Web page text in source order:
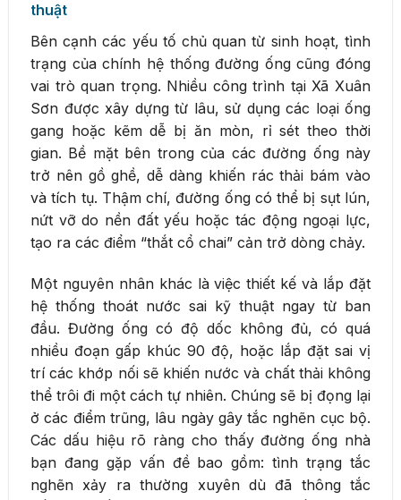
thuật
Bên cạnh các yếu tố chủ quan từ sinh hoạt, tình
trạng của chính hệ thống đường ống cũng đóng
vai trò quan trọng. Nhiều công trình tại Xã Xuân
Sơn được xây dựng từ lâu, sử dụng các loại ống
gang hoặc kẽm dễ bị ăn mòn, rỉ sét theo thời
gian. Bề mặt bên trong của các đường ống này
trở nên gồ ghề, dễ dàng khiến rác thải bám vào
và tích tụ. Thậm chí, đường ống có thể bị sụt lún,
nứt vỡ do nền đất yếu hoặc tác động ngoại lực,
tạo ra các điểm “thắt cổ chai” cản trở dòng chảy.
Một nguyên nhân khác là việc thiết kế và lắp đặt
hệ thống thoát nước sai kỹ thuật ngay từ ban
đầu. Đường ống có độ dốc không đủ, có quá
nhiều đoạn gấp khúc 90 độ, hoặc lắp đặt sai vị
trí các khớp nối sẽ khiến nước và chất thải không
thể trôi đi một cách tự nhiên. Chúng sẽ bị đọng lại
ở các điểm trũng, lâu ngày gây tắc nghẽn cục bộ.
Các dấu hiệu rõ ràng cho thấy đường ống nhà
bạn đang gặp vấn đề bao gồm: tình trạng tắc
nghẽn xảy ra thường xuyên dù đã thông tắc